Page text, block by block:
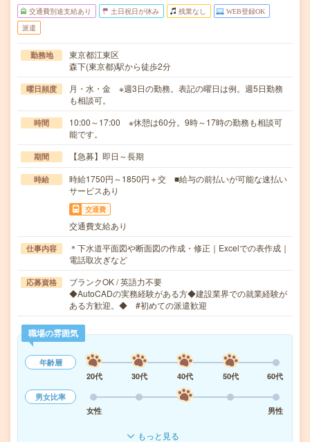
交通費別途支給あり 土日祝日が休み 残業なし WEB登録OK
派遣
勤務地
東京都江東区
森下(東京都)駅から徒歩2分
曜日頻度
月・水・金 ※週3日の勤務。表記の曜日は例。週5日勤務
も相談可。
時間
10:00～17:00 ※休憩は60分。9時～17時の勤務も相談可
能です。
期間 【急募】即日～長期
時給
時給1750円～1850円＋交 ■給与の前払いが可能な速払い
サービスあり
交通費
交通費支給あり
仕事内容
＊下水道平面図や断面図の作成・修正｜Excelでの表作成｜
電話取次ぎなど
応募資格
ブランクOK / 英語力不要
◆AutoCADの実務経験がある方◆建設業界での就業経験が
ある方歓迎。◆ #初めての派遣歓迎
職場の雰囲気
年齢層
20代
30代 40代 50代
60代
男女比率
女性
男性
もっと見る